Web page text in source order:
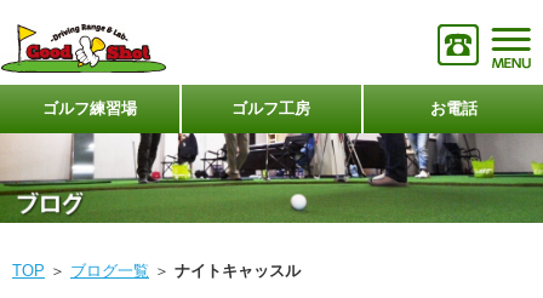
ゴルフ練習場 ゴルフ工房 お電話
TOP ＞ ブログ一覧 ＞ ナイトキャッスル